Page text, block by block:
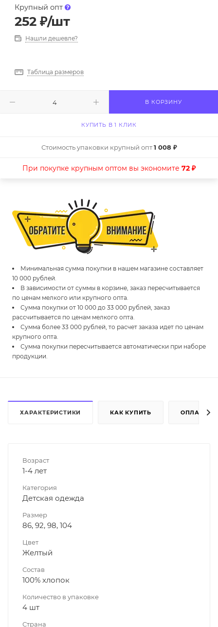
Крупный опт
252 ₽/шт
Нашли дешевле?
Таблица размеров
В КОРЗИНУ
КУПИТЬ В 1 КЛИК
Стоимость упаковки крупный опт1 008 ₽
При покупке крупным оптом вы экономите 72 ₽
Минимальная сумма покупки в нашем магазине составляет
10 000 рублей.
В зависимости от суммы в корзине, заказ пересчитывается
по ценам мелкого или крупного опта.
Сумма покупки от 10 000 до 33 000 рублей, заказ
рассчитывается по ценам мелкого опта.
Сумма более 33 000 рублей, то расчет заказа идет по ценам
крупного опта.
Сумма покупки пересчитывается автоматически при наборе
продукции.
ХАРАКТЕРИСТИКИ КАК КУПИТЬ ОПЛАТА
Возраст
1-4 лет
Категория
Детская одежда
Размер
86, 92, 98, 104
Цвет
Желтый
Состав
100% хлопок
Количество в упаковке
4 шт
Страна